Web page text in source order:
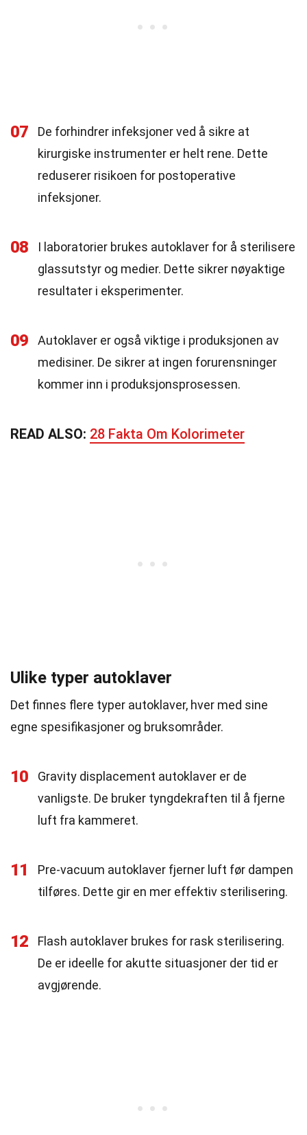
07
De forhindrer infeksjoner ved å sikre at
kirurgiske instrumenter er helt rene. Dette
reduserer risikoen for postoperative
infeksjoner.
08
I laboratorier brukes autoklaver for å sterilisere
glassutstyr og medier. Dette sikrer nøyaktige
resultater i eksperimenter.
09
Autoklaver er også viktige i produksjonen av
medisiner. De sikrer at ingen forurensninger
kommer inn i produksjonsprosessen.
READ ALSO: 28 Fakta Om Kolorimeter
Ulike typer autoklaver
Det finnes flere typer autoklaver, hver med sine
egne spesifikasjoner og bruksområder.
10
Gravity displacement autoklaver er de
vanligste. De bruker tyngdekraften til å fjerne
luft fra kammeret.
11
Pre-vacuum autoklaver fjerner luft før dampen
tilføres. Dette gir en mer effektiv sterilisering.
12
Flash autoklaver brukes for rask sterilisering.
De er ideelle for akutte situasjoner der tid er
avgjørende.